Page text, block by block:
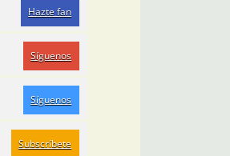
Hazte fan
Síguenos
Síguenos
Subscríbete